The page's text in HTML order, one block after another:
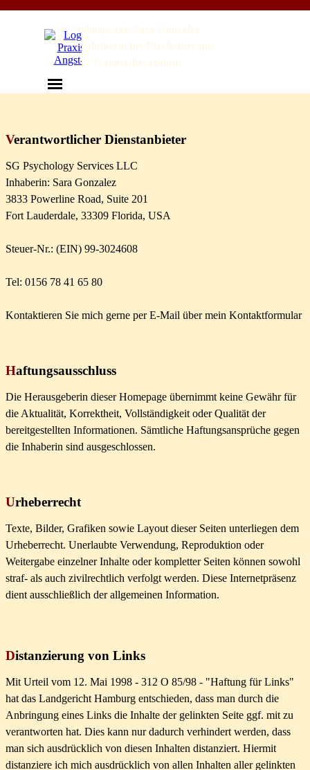
Heilpraktikerin für Psychotherapie
Menü überspringen
Verantwortlicher Dienstanbieter
SG Psychology Services LLC
Inhaberin: Sara Gonzalez
3833 Powerline Road, Suite 201
Fort Lauderdale, 33309 Florida, USA
Steuer-Nr.: (EIN) 99-3024608
Tel: 0156 78 41 65 80
Kontaktieren Sie mich gerne per E-Mail über mein Kontaktformular
Haftungsausschluss
Die Herausgeberin dieser Homepage übernimmt keine Gewähr für
die Aktualität, Korrektheit, Vollständigkeit oder Qualität der
bereitgestellten Informationen. Sämtliche Haftungsansprüche gegen
die Inhaberin sind ausgeschlossen.
Urheberrecht
Texte, Bilder, Grafiken sowie Layout dieser Seiten unterliegen dem
Urheberrecht. Unerlaubte Verwendung, Reproduktion oder
Weitergabe einzelner Inhalte oder kompletter Seiten können sowohl
straf- als auch zivilrechtlich verfolgt werden. Diese Internetpräsenz
dient ausschließlich der allgemeinen Information.
Distanzierung von Links
Mit Urteil vom 12. Mai 1998 - 312 O 85/98 - "Haftung für Links"
hat das Landgericht Hamburg entschieden, dass man durch die
Anbringung eines Links die Inhalte der gelinkten Seite ggf. mit zu
verantworten hat. Dies kann nur dadurch verhindert werden, dass
man sich ausdrücklich von diesen Inhalten distanziert. Hiermit
distanziere ich mich ausdrücklich von allen Inhalten aller gelinkten